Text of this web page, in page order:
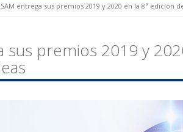
entrega sus premios 2019 y 2020 en la 8ª edición
sus premios 2019 y